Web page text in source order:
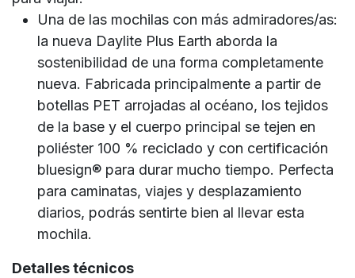
Una de las mochilas con más admiradores/as:
la nueva Daylite Plus Earth aborda la
sostenibilidad de una forma completamente
nueva. Fabricada principalmente a partir de
botellas PET arrojadas al océano, los tejidos
de la base y el cuerpo principal se tejen en
poliéster 100 % reciclado y con certificación
bluesign® para durar mucho tiempo. Perfecta
para caminatas, viajes y desplazamiento
diarios, podrás sentirte bien al llevar esta
mochila.
Detalles técnicos